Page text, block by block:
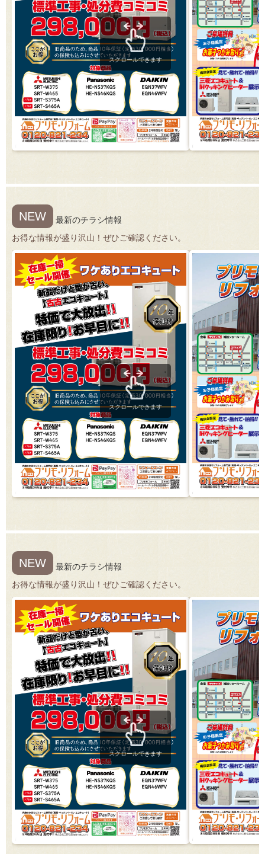
スクロールできます
NEW
最新のチラシ情報
お得な情報が盛り沢山！ぜひご確認ください。
スクロールできます
NEW
最新のチラシ情報
お得な情報が盛り沢山！ぜひご確認ください。
スクロールできます